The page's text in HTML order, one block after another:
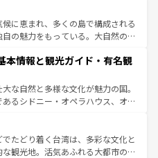
光、ショッピング、エンターテイ
的なスポットだ。一方、アメリカ
、グランドキャニオンやイエロー
は、音楽と美食が融合した独特の
メリカの各地域で異なる魅力を楽
と豊かな歴史を感じることができ
トリップや列車の旅も、アメリカ
に恵まれ、多くの島で構成される
の魅力をもっている。大自然の神
た、定番の観光地といえばオアフ
めるならマウイ島やカウアイ島が
リーンに輝く海をはじめ、豊かな
る。「アロハスピリット」と呼ば
フードやハワイアンミュージッ
など、すべてがハワイの魅力を彩
新しい発見と感動が待っているハ
本情報と観光ガイド・有名観
な自然と多様な文化が魅力の国。
るシドニー・オペラハウス、オー
にそびえるウルル（エアーズロッ
い原生林やケアンズの熱帯雨林な
。また、カフェやワイン、オージ
たどり着く台湾は、多彩な文化と
観光地。活気あふれる大都市の台